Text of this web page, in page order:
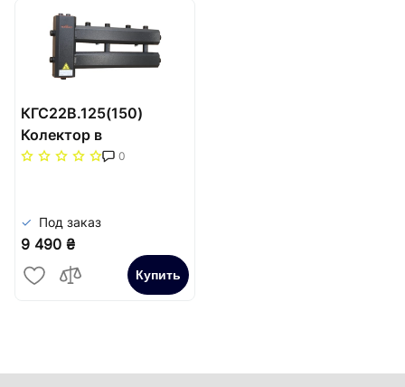
КГС22В.125(150)
Колектор в
теплоізоляції 2 вгору +
0
Под заказ
9 490 ₴
Купить